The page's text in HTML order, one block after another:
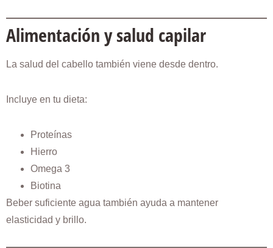
Alimentación y salud capilar
La salud del cabello también viene desde dentro.
Incluye en tu dieta:
Proteínas
Hierro
Omega 3
Biotina
Beber suficiente agua también ayuda a mantener
elasticidad y brillo.